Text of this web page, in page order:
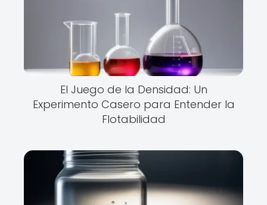
El Juego de la Densidad: Un
Experimento Casero para Entender la
Flotabilidad